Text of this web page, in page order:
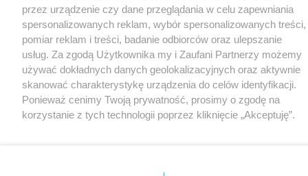
przez urządzenie czy dane przeglądania w celu zapewniania
spersonalizowanych reklam, wybór spersonalizowanych treści,
pomiar reklam i treści, badanie odbiorców oraz ulepszanie
usług. Za zgodą Użytkownika my i Zaufani Partnerzy możemy
używać dokładnych danych geolokalizacyjnych oraz aktywnie
skanować charakterystykę urządzenia do celów identyfikacji.
Ponieważ cenimy Twoją prywatność, prosimy o zgodę na
korzystanie z tych technologii poprzez kliknięcie „Akceptuję”.